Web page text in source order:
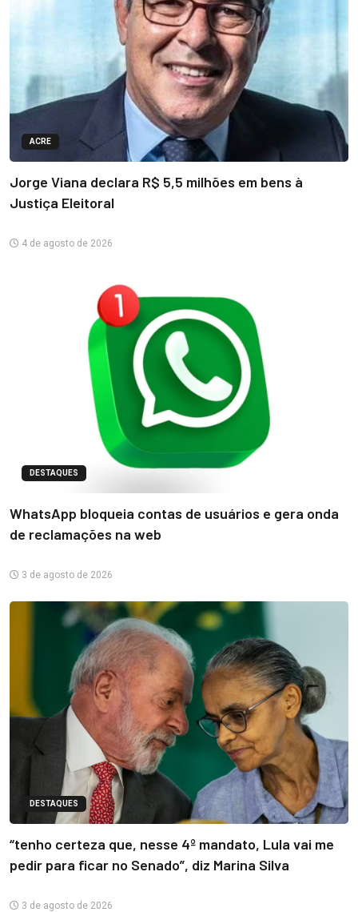
ACRE
Jorge Viana declara R$ 5,5 milhões em bens à
Justiça Eleitoral
4 de agosto de 2026
DESTAQUES
WhatsApp bloqueia contas de usuários e gera onda
de reclamações na web
3 de agosto de 2026
DESTAQUES
“tenho certeza que, nesse 4º mandato, Lula vai me
pedir para ficar no Senado”, diz Marina Silva
3 de agosto de 2026